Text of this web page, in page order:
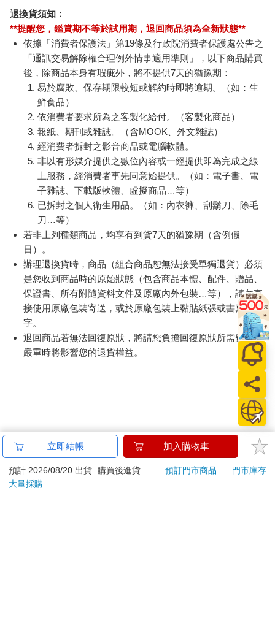
退換貨須知：
**提醒您，鑑賞期不等於試用期，退回商品須為全新狀態**
依據「消費者保護法」第19條及行政院消費者保護處公告之
「通訊交易解除權合理例外情事適用準則」，以下商品購買
後，除商品本身有瑕疵外，將不提供7天的猶豫期：
易於腐敗、保存期限較短或解約時即將逾期。（如：生
鮮食品）
依消費者要求所為之客製化給付。（客製化商品）
報紙、期刊或雜誌。（含MOOK、外文雜誌）
經消費者拆封之影音商品或電腦軟體。
非以有形媒介提供之數位內容或一經提供即為完成之線
上服務，經消費者事先同意始提供。（如：電子書、電
子雜誌、下載版軟體、虛擬商品…等）
已拆封之個人衛生用品。（如：內衣褲、刮鬍刀、除毛
刀…等）
若非上列種類商品，均享有到貨7天的猶豫期（含例假
日）。
辦理退換貨時，商品（組合商品恕無法接受單獨退貨）必須
是您收到商品時的原始狀態（包含商品本體、配件、贈品、
保證書、所有附隨資料文件及原廠內外包裝…等），請勿直
接使用原廠包裝寄送，或於原廠包裝上黏貼紙張或書寫文
字。
退回商品若無法回復原狀，將請您負擔回復原狀所需費用，
嚴重時將影響您的退貨權益。
立即結帳 加入購物車
預計 2026/08/20 出貨 購買後進貨 預訂門市商品
門市庫存
大量採購